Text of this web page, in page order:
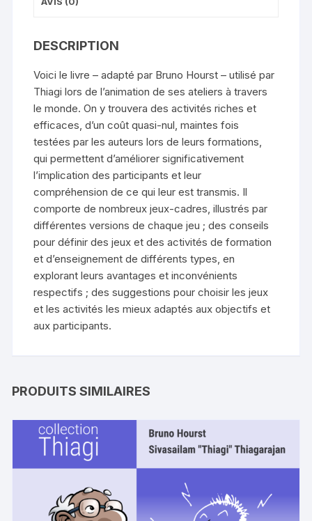
DESCRIPTION
Voici le livre – adapté par Bruno Hourst – utilisé par
Thiagi lors de l’animation de ses ateliers à travers
le monde. On y trouvera des activités riches et
efficaces, d’un coût quasi-nul, maintes fois
testées par les auteurs lors de leurs formations,
qui permettent d’améliorer significativement
l’implication des participants et leur
compréhension de ce qui leur est transmis. Il
comporte de nombreux jeux-cadres, illustrés par
différentes versions de chaque jeu ; des conseils
pour définir des jeux et des activités de formation
et d’enseignement de différents types, en
explorant leurs avantages et inconvénients
respectifs ; des suggestions pour choisir les jeux
et les activités les mieux adaptés aux objectifs et
aux participants.
PRODUITS SIMILAIRES